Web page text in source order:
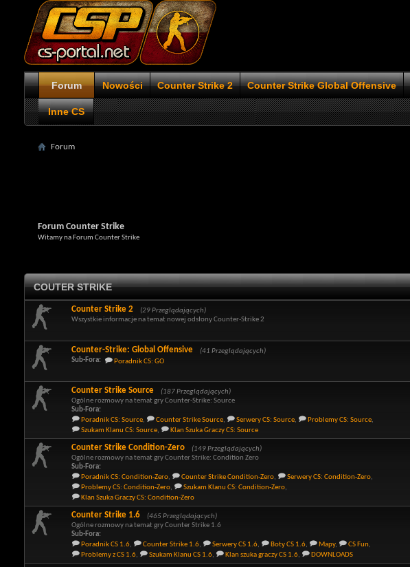
Forum Nowości Counter Strike 2 Counter Strike Global Offensive
Inne CS
Forum
Forum Counter Strike
Witamy na Forum Counter Strike
COUTER STRIKE
Counter Strike 2
(29 Przeglądających)
Wszystkie informacje na temat nowej odsłony Counter-Strike 2
Counter-Strike: Global Offensive
(41 Przeglądających)
Sub-Fora:
Poradnik CS: GO
Counter Strike Source
(187 Przeglądających)
Ogólne rozmowy na temat gry Counter-Strike: Source
Sub-Fora:
Poradnik CS: Source, Counter Strike Source, Serwery CS: Source, Problemy CS: Source,
Szukam Klanu CS: Source, Klan Szuka Graczy CS: Source
Counter Strike Condition-Zero
(149 Przeglądających)
Ogólne rozmowy na temat gry Counter Strike: Condition Zero
Sub-Fora:
Poradnik CS: Condition-Zero, Counter Strike Condition-Zero, Serwery CS: Condition-Zero,
Problemy CS: Condition-Zero, Szukam Klanu CS: Condition-Zero,
Klan Szuka Graczy CS: Condition-Zero
Counter Strike 1.6
(465 Przeglądających)
Ogólne rozmowy na temat gry Counter Strike 1.6
Sub-Fora:
Poradnik CS 1.6, Counter Strike 1.6, Serwery CS 1.6, Boty CS 1.6, Mapy, CS Fun,
Problemy z CS 1.6, Szukam Klanu CS 1.6, Klan szuka graczy CS 1.6, DOWNLOADS